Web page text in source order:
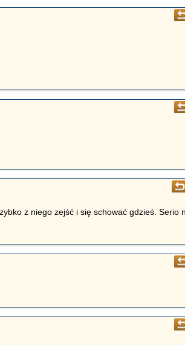
z niego zejść i się schować gdzieś. Serio